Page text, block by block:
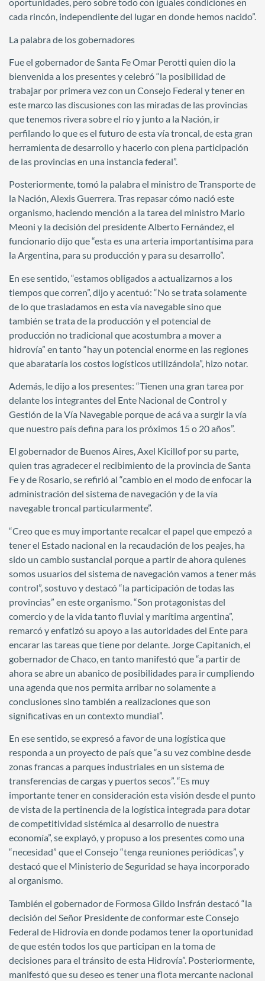
cada rincón, independiente del lugar en donde hemos nacido”.
La palabra de los gobernadores
Fue el gobernador de Santa Fe Omar Perotti quien dio la
bienvenida a los presentes y celebró “la posibilidad de
trabajar por primera vez con un Consejo Federal y tener en
este marco las discusiones con las miradas de las provincias
que tenemos rivera sobre el río y junto a la Nación, ir
perfilando lo que es el futuro de esta vía troncal, de esta gran
herramienta de desarrollo y hacerlo con plena participación
de las provincias en una instancia federal”.
Posteriormente, tomó la palabra el ministro de Transporte de
la Nación, Alexis Guerrera. Tras repasar cómo nació este
organismo, haciendo mención a la tarea del ministro Mario
Meoni y la decisión del presidente Alberto Fernández, el
funcionario dijo que “esta es una arteria importantísima para
la Argentina, para su producción y para su desarrollo”.
En ese sentido, “estamos obligados a actualizarnos a los
tiempos que corren”, dijo y acentuó: “No se trata solamente
de lo que trasladamos en esta vía navegable sino que
también se trata de la producción y el potencial de
producción no tradicional que acostumbra a mover a
hidrovía” en tanto “hay un potencial enorme en las regiones
que abarataría los costos logísticos utilizándola”, hizo notar.
Además, le dijo a los presentes: “Tienen una gran tarea por
delante los integrantes del Ente Nacional de Control y
Gestión de la Vía Navegable porque de acá va a surgir la vía
que nuestro país defina para los próximos 15 o 20 años”.
El gobernador de Buenos Aires, Axel Kicillof por su parte,
quien tras agradecer el recibimiento de la provincia de Santa
Fe y de Rosario, se refirió al “cambio en el modo de enfocar la
administración del sistema de navegación y de la vía
navegable troncal particularmente”.
“Creo que es muy importante recalcar el papel que empezó a
tener el Estado nacional en la recaudación de los peajes, ha
sido un cambio sustancial porque a partir de ahora quienes
somos usuarios del sistema de navegación vamos a tener más
control”, sostuvo y destacó “la participación de todas las
provincias” en este organismo. “Son protagonistas del
comercio y de la vida tanto fluvial y marítima argentina”,
remarcó y enfatizó su apoyo a las autoridades del Ente para
encarar las tareas que tiene por delante. Jorge Capitanich, el
gobernador de Chaco, en tanto manifestó que “a partir de
ahora se abre un abanico de posibilidades para ir cumpliendo
una agenda que nos permita arribar no solamente a
conclusiones sino también a realizaciones que son
significativas en un contexto mundial”.
En ese sentido, se expresó a favor de una logística que
responda a un proyecto de país que “a su vez combine desde
zonas francas a parques industriales en un sistema de
transferencias de cargas y puertos secos”. “Es muy
importante tener en consideración esta visión desde el punto
de vista de la pertinencia de la logística integrada para dotar
de competitividad sistémica al desarrollo de nuestra
economía”, se explayó, y propuso a los presentes como una
“necesidad” que el Consejo “tenga reuniones periódicas”, y
destacó que el Ministerio de Seguridad se haya incorporado
al organismo.
También el gobernador de Formosa Gildo Insfrán destacó “la
decisión del Señor Presidente de conformar este Consejo
Federal de Hidrovía en donde podamos tener la oportunidad
de que estén todos los que participan en la toma de
decisiones para el tránsito de esta Hidrovía”. Posteriormente,
manifestó que su deseo es tener una flota mercante nacional